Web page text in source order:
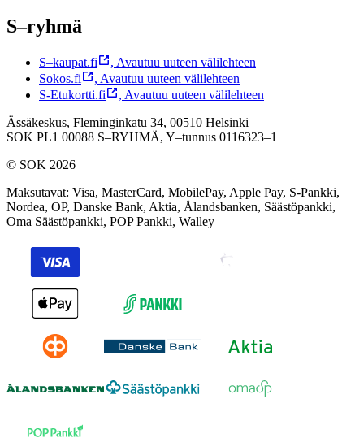
S–ryhmä
S–kaupat.fi , Avautuu uuteen välilehteen
Sokos.fi
, Avautuu uuteen välilehteen
S-Etukortti.fi
, Avautuu uuteen välilehteen
Ässäkeskus, Fleminginkatu 34, 00510 Helsinki
SOK PL1 00088 S–RYHMÄ, Y–tunnus 0116323–1
© SOK 2026
Maksutavat: Visa, MasterCard, MobilePay, Apple Pay, S-Pankki,
Nordea, OP, Danske Bank, Aktia, Ålandsbanken, Säästöpankki,
Oma Säästöpankki, POP Pankki, Walley